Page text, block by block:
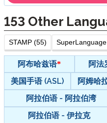
153 Other
STAMP (55)
阿布哈兹语 阿法
美国手语 (ASL)
阿姆哈
阿拉伯语 - 阿拉伯湾
阿拉伯语 - 伊拉克